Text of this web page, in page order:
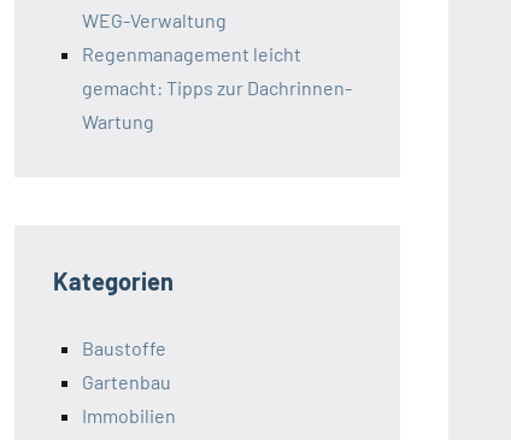
WEG-Verwaltung
Regenmanagement leicht
gemacht: Tipps zur Dachrinnen-
Wartung
Kategorien
Baustoffe
Gartenbau
Immobilien